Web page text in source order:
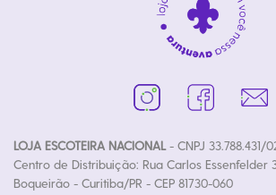
LOJA ESCOTEIRA NACIONAL- CNPJ 33.788.431/
Centro de Distribuição: Rua Carlos Essenfelder
Boqueirão - Curitiba/PR - CEP 81730-060